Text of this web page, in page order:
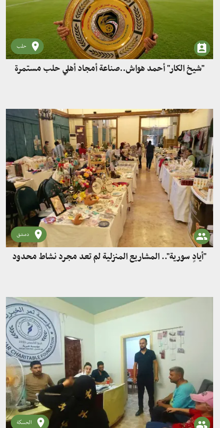
حلب
"شيخ الكار" أحمد هواش..صناعة أمجاد أهلي حلب مستمرة
دمشق
"أيادٍ سورية".. المشاريع المنزلية لم تعد مجرد نشاط محدود
الحسكة